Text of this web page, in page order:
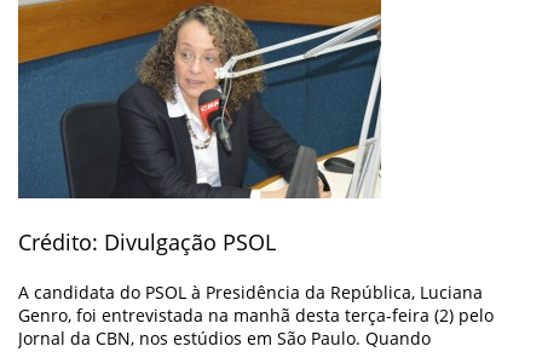
Crédito: Divulgação PSOL
A candidata do PSOL à Presidência da República, Luciana
Genro, foi entrevistada na manhã desta terça-feira (2) pelo
Jornal da CBN, nos estúdios em São Paulo. Quando